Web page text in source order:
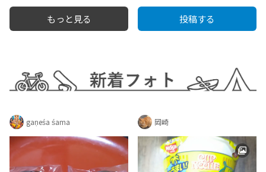
もっと見る 投稿する
gaṇeśa śama 岡崎